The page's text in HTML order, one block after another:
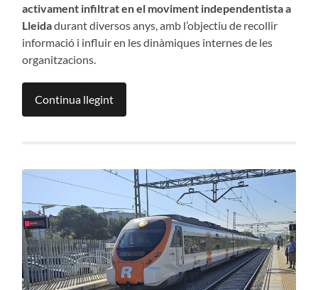
activament infiltrat en el moviment independentista a
Lleidadurant diversos anys, amb l’objectiu de recollir
informació i influir en les dinàmiques internes de les
organitzacions.
Continua llegint